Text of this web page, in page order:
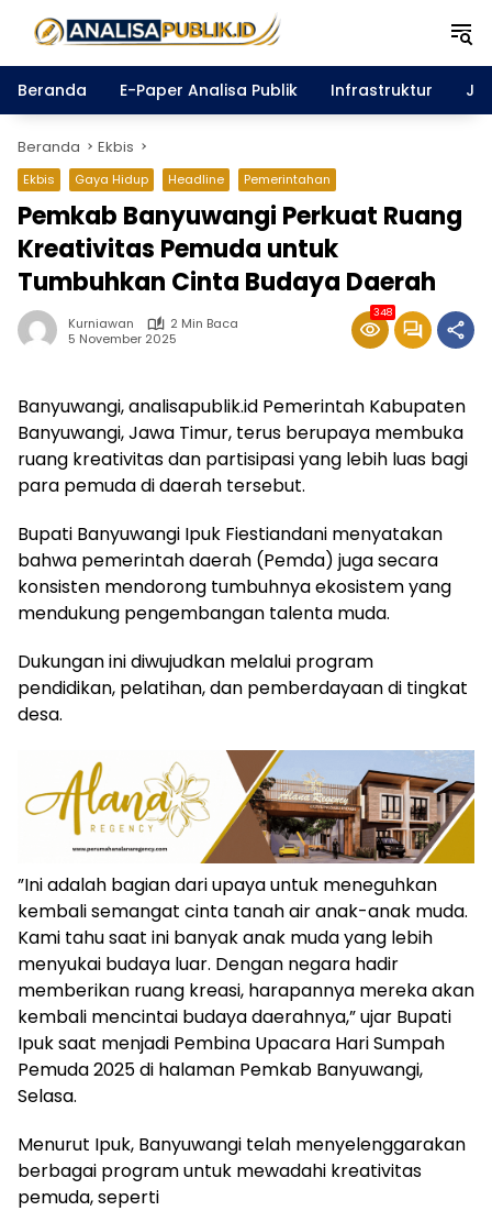
Beranda
E-Paper Analisa Publik Infrastruktur
Beranda Ekbis
Ekbis Gaya Hidup Headline Pemerintahan
Pemkab Banyuwangi Perkuat Ruang
Kreativitas Pemuda untuk
Tumbuhkan Cinta Budaya Daerah
Kurniawan
2 Min Baca
5 November 2025
348
Banyuwangi, analisapublik.id Pemerintah Kabupaten
Banyuwangi, Jawa Timur, terus berupaya membuka
ruang kreativitas dan partisipasi yang lebih luas bagi
para pemuda di daerah tersebut.
​Bupati Banyuwangi Ipuk Fiestiandani menyatakan
bahwa pemerintah daerah (Pemda) juga secara
konsisten mendorong tumbuhnya ekosistem yang
mendukung pengembangan talenta muda.
Dukungan ini diwujudkan melalui program
pendidikan, pelatihan, dan pemberdayaan di tingkat
desa.
​”Ini adalah bagian dari upaya untuk meneguhkan
kembali semangat cinta tanah air anak-anak muda.
Kami tahu saat ini banyak anak muda yang lebih
menyukai budaya luar. Dengan negara hadir
memberikan ruang kreasi, harapannya mereka akan
kembali mencintai budaya daerahnya,” ujar Bupati
Ipuk saat menjadi Pembina Upacara Hari Sumpah
Pemuda 2025 di halaman Pemkab Banyuwangi,
Selasa.
​Menurut Ipuk, Banyuwangi telah menyelenggarakan
berbagai program untuk mewadahi kreativitas
pemuda, seperti